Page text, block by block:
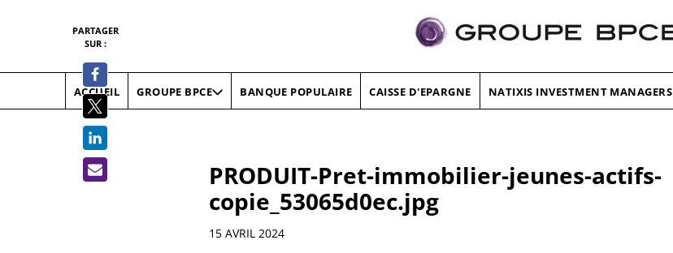
ACCUEIL GROUPE BPCE BANQUE POPULAIRE CAISSE D'EPARGNE NATIXIS INVESTMENT MANAGERS
PRODUIT-Pret-immobilier-jeunes-actifs-
copie_53065d0ec.jpg
Informations
15 AVRIL 2024
PARTAGER
SUR :